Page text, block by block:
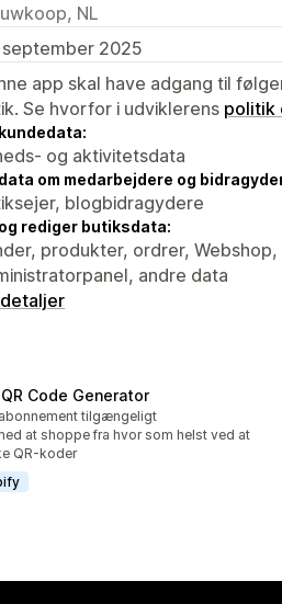
NL
september 2025
app skal have adgang til
Se hvorfor i udviklerens politik
og aktivitetsdata
om medarbejdere og
blogbidragydere
rediger butiksdata:
produkter, ordrer,
andre data
Code Generator
tilgængeligt
at shoppe fra hvor som helst ved at
QR-koder